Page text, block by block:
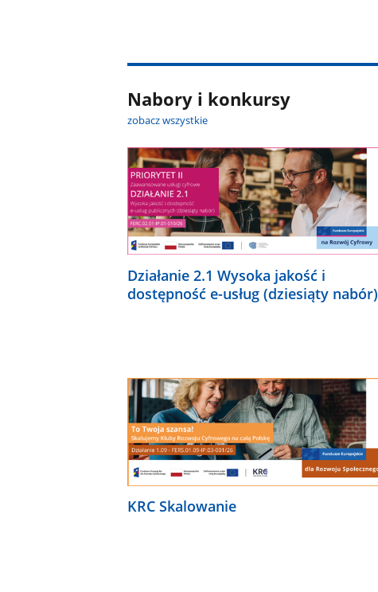
Nabory i konkursy
zobacz wszystkie
Działanie 2.1 Wysoka jakość i
dostępność e-usług (dziesiąty nabór)
KRC Skalowanie